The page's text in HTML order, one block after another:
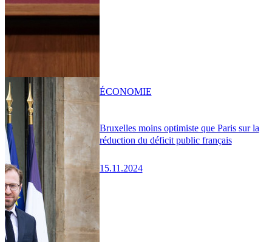
Bruxelles moins optimiste que Paris sur la
réduction du déficit public français
15.11.2024
ÉCONOMIE